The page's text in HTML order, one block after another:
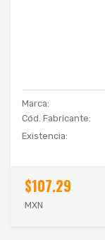
Marca:
Cód. Fabricante:
Existencia:
$107.29
MXN